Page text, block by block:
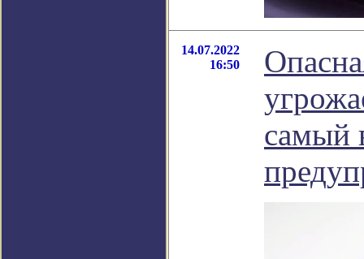
14.07.2022
16:50
самый